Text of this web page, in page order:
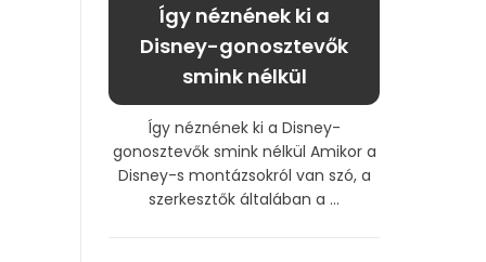
Így néznének ki a
Disney-gonosztevők
smink nélkül
Így néznének ki a Disney-
gonosztevők smink nélkül Amikor a
Disney-s montázsokról van szó, a
szerkesztők általában a ...